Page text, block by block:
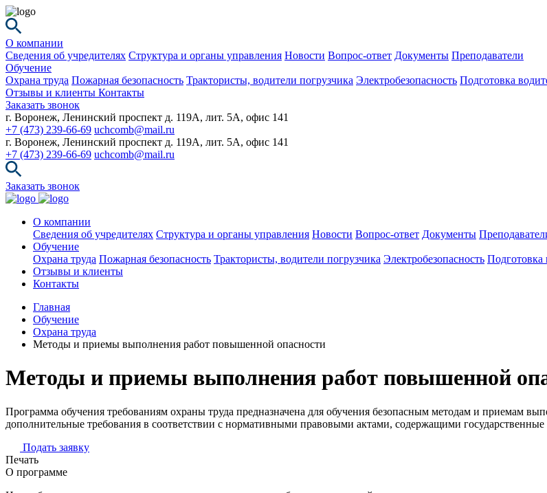
О компании
Сведения об учредителях Структура и органы управления Новости Вопрос-ответ Документы Преподаватели
Обучение
Охрана труда Пожарная безопасность Трактористы, водители погрузчика Электробезопасность Подготовка
Отзывы и клиенты Контакты
Заказать звонок
г. Воронеж, Ленинский проспект д. 119А, лит. 5А, офис 141
+7 (473) 239-66-69 uchcomb@mail.ru
г. Воронеж, Ленинский проспект д. 119А, лит. 5А, офис 141
+7 (473) 239-66-69 uchcomb@mail.ru
Заказать звонок
О компании
Сведения об учредителях Структура и органы управления Новости Вопрос-ответ Документы
Обучение
Охрана труда Пожарная безопасность Трактористы, водители погрузчика Электробезопасность Подготовка
Отзывы и клиенты
Контакты
Главная
Обучение
Охрана труда
Методы и приемы выполнения работ повышенной опасности
Методы и приемы выполнения работ повышенной
Программа обучения требованиям охраны труда предназначена для обучения безопасным методам и приемам
дополнительные требования в соответствии с нормативными правовыми актами, содержащими
Подать заявку
Печать
О программе